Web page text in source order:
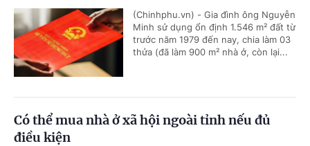
(Chinhphu.vn) - Gia đình ông Nguyễn
Minh sử dụng ổn định 1.546 m² đất từ
trước năm 1979 đến nay, chia làm 03
thửa (đã làm 900 m² nhà ở, còn lại...
Có thể mua nhà ở xã hội ngoài tỉnh nếu đủ
điều kiện